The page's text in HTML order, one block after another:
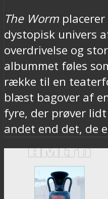
The Worm
dystopisk univers
overdrivelse og
albummet føles
række til en
blæst bagover af
fyre, der prøver
andet end det, de